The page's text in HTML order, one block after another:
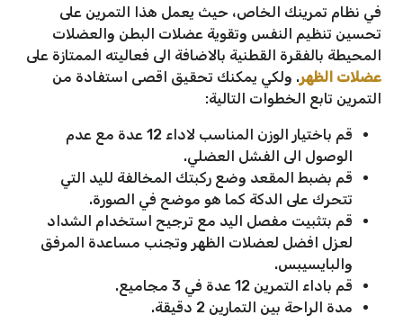
في نظام تمرينك الخاص، حيث يعمل هذا التمرين على
تحسين تنظيم النفس وتقوية عضلات البطن والعضلات
المحيطة بالفقرة القطنية بالاضافة الى فعاليته الممتازة على
عضلات الظهر. ولكي يمكنك تحقيق اقصى استفادة من
التمرين تابع الخطوات التالية:
قم باختيار الوزن المناسب لاداء 12 عدة مع عدم
الوصول الى الفشل العضلي.
قم بضبط المقعد وضع ركبتك المخالفة لليد التي
تتحرك على الدكة كما هو موضح في الصورة.
قم بتثبيت مفصل اليد مع ترجيح استخدام الشداد
لعزل افضل لعضلات الظهر وتجنب مساعدة المرفق
والبايسيبس.
قم باداء التمرين 12 عدة في 3 مجاميع.
مدة الراحة بين التمارين 2 دقيقة.